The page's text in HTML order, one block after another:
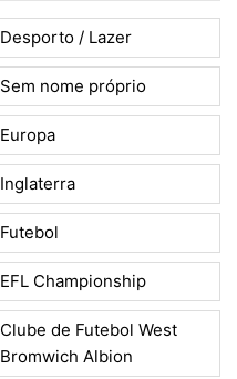
Desporto / Lazer
Sem nome próprio
Europa
Inglaterra
Futebol
EFL Championship
Clube de Futebol West
Bromwich Albion